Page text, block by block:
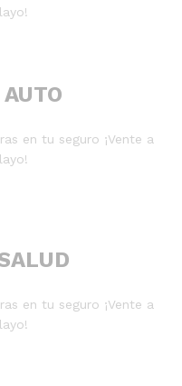
en tu seguro ¡Vente a
en tu seguro ¡Vente a